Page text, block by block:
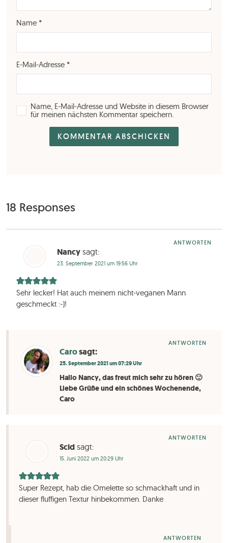
18 Responses
Nancy sagt:
23. September 2021 um 19:56 Uhr
Sehr lecker! Hat auch meinem nicht-veganen Mann
geschmeckt :-)!
ANTWORTEN
Carosagt:
25. September 2021 um 07:29 Uhr
Hallo Nancy, das freut mich sehr zu hören 🙂
Liebe Grüße und ein schönes Wochenende,
Caro
ANTWORTEN
Scid sagt:
15. Juni 2022 um 20:29 Uhr
Super Rezept, hab die Omelette so schmackhaft und in
dieser fluffigen Textur hinbekommen. Danke
ANTWORTEN
ANTWORTEN
Name *
E-Mail-Adresse *
Name, E-Mail-Adresse und Website in diesem Browser
für meinen nächsten Kommentar speichern.